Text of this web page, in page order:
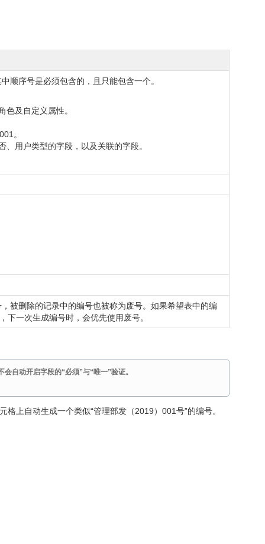
顺序号是必须包含的，且只能包含一个。
及自定义属性。
。
用户类型的字段，以及关联的字段。
被删除的记录中的编号也被称为废号。如果希望表中的编
下一次生成编号时，会优先使用废号。
自动开启字段的“必须”与“唯一”验证。
上自动生成一个类似“管理部发（2019）001号”的编号。